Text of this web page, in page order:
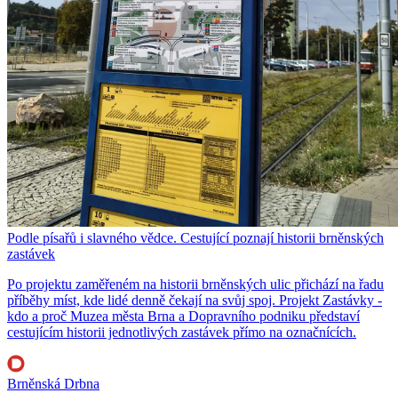
Podle písařů i slavného vědce. Cestující poznají historii brněnských
zastávek
Po projektu zaměřeném na historii brněnských ulic přichází na řadu
příběhy míst, kde lidé denně čekají na svůj spoj. Projekt Zastávky -
kdo a proč Muzea města Brna a Dopravního podniku představí
cestujícím historii jednotlivých zastávek přímo na označnících.
Brněnská Drbna